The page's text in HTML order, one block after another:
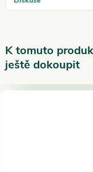
K tomuto
ještě dokoupit